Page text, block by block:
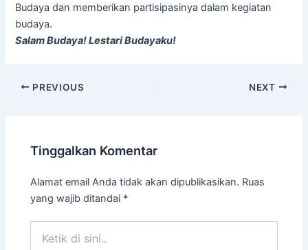
Budaya dan memberikan partisipasinya dalam kegiatan
budaya.
Salam Budaya! Lestari Budayaku!
PREVIOUS NEXT
Tinggalkan Komentar
Alamat email Anda tidak akan dipublikasikan. Ruas
yang wajib ditandai *